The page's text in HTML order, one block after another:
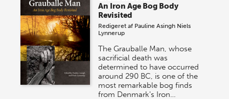
An Iron Age Bog Body
Revisited
Redigeret af Pauline Asingh Niels
Lynnerup
The Grauballe Man, whose
sacrificial death was
determined to have occurred
around 290 BC, is one of the
most remarkable bog finds
from Denmark's Iron…